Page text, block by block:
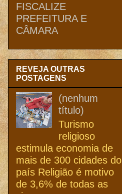
FISCALIZE
PREFEITURA E
CÂMARA
REVEJA OUTRAS
POSTAGENS
(nenhum
título)
Turismo
religioso
estimula economia de
mais de 300 cidades do
país Religião é motivo
de 3,6% de todas as